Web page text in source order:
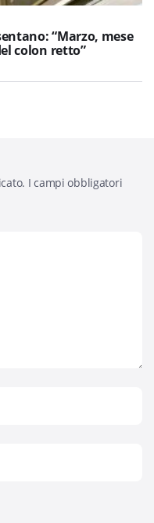
“Marzo, mese
colon retto”
I campi obbligatori